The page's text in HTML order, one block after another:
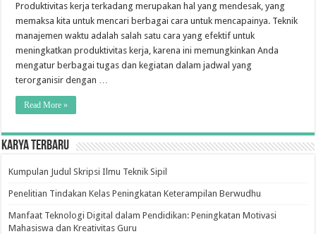
dengan
Teknik
Time
Produktivitas kerja terkadang merupakan hal yang mendesak, yang
memaksa kita untuk mencari berbagai cara untuk mencapainya. Teknik
manajemen waktu adalah salah satu cara yang efektif untuk
meningkatkan produktivitas kerja, karena ini memungkinkan Anda
mengatur berbagai tugas dan kegiatan dalam jadwal yang
terorganisir dengan …
Read More »
Karya Terbaru
Kumpulan Judul Skripsi Ilmu Teknik Sipil
Penelitian Tindakan Kelas Peningkatan Keterampilan Berwudhu
Manfaat Teknologi Digital dalam Pendidikan: Peningkatan Motivasi
Mahasiswa dan Kreativitas Guru